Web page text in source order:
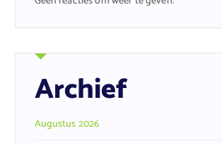
Archief
Augustus 2026